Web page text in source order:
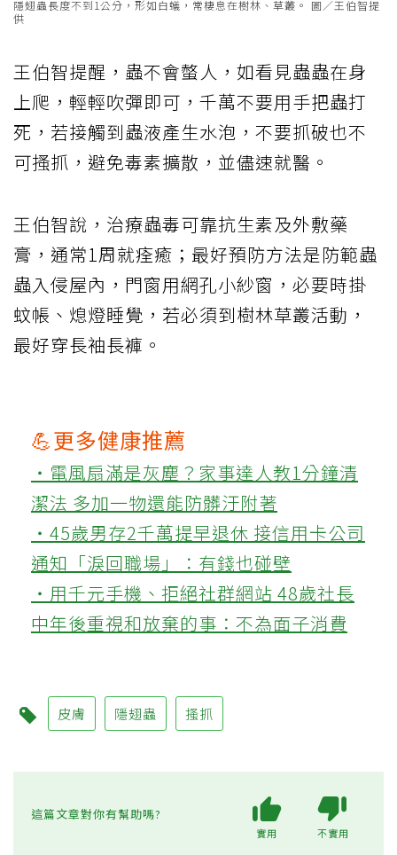
隱翅蟲長度不到1公分，形如白蟻，常棲息在樹林、草叢。 圖／王伯智提
供
王伯智提醒，蟲不會螫人，如看見蟲蟲在身
上爬，輕輕吹彈即可，千萬不要用手把蟲打
死，若接觸到蟲液產生水泡，不要抓破也不
可搔抓 ，避免毒素擴散，並儘速就醫。
王伯智說，治療蟲毒可靠抗生素及外敷藥
膏，通常1周就痊癒；最好預防方法是防範蟲
蟲入侵屋內，門窗用網孔小紗窗，必要時掛
蚊帳、熄燈睡覺，若必須到樹林草叢活動，
最好穿長袖長褲。
💪更多健康推薦
‧電風扇滿是灰塵？家事達人教1分鐘清
潔法 多加一物還能防髒汙附著
‧45歲男存2千萬提早退休 接信用卡公司
通知「淚回職場」：有錢也碰壁
‧用千元手機、拒絕社群網站 48歲社長
中年後重視和放棄的事：不為面子消費
皮膚 隱翅蟲 搔抓
這篇文章對你有幫助嗎?
實用 不實用